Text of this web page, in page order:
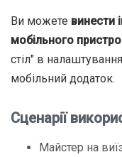
Ви можете винести
мобільного
стіл" в
мобільний додаток.
Сценарії
Майстер на